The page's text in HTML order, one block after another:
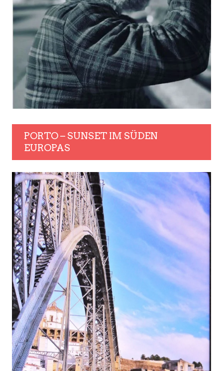
PORTO – SUNSET IM SÜDEN
EUROPAS